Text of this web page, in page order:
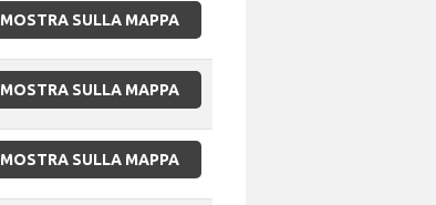
MOSTRA SULLA MAPPA
MOSTRA SULLA MAPPA
MOSTRA SULLA MAPPA